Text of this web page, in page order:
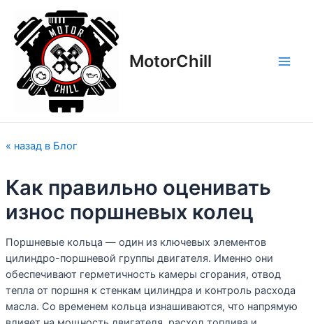
содержимому
MotorСhill
« назад в Блог
Как правильно оценивать
износ поршневых колец
Поршневые кольца — один из ключевых элементов
цилиндро-поршневой группы двигателя. Именно они
обеспечивают герметичность камеры сгорания, отвод
тепла от поршня к стенкам цилиндра и контроль расхода
масла. Со временем кольца изнашиваются, что напрямую
по
записям